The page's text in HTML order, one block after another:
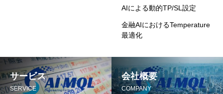
AIによる動的TP/SL設定
金融AIにおけるTemperature
最適化
サービス
SERVICE
会社概要
COMPANY